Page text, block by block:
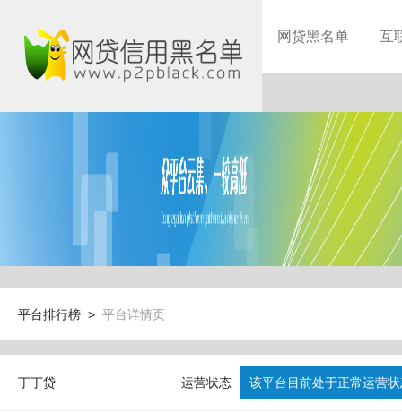
网贷黑名单 互
平台排行榜 > 平台详情页
丁丁贷 运营状态 该平台目前处于正常运营